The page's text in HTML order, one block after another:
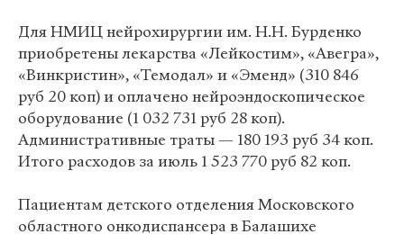
Для НМИЦ нейрохирургии им. Н.Н. Бурденко
приобретены лекарства «Лейкостим», «Авегра»,
«Винкристин», «Темодал» и «Эменд» (310 846
руб 20 коп) и оплачено нейроэндоскопическое
оборудование (1 032 731 руб 28 коп).
Административные траты — 180 193 руб 34 коп.
Итого расходов за июль 1 523 770 руб 82 коп.
Пациентам детского отделения Московского
областного онкодиспансера в Балашихе